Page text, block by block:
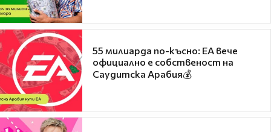
55 милиарда по-късно: EA вече
официално е собственост на
Саудитска Арабия💰